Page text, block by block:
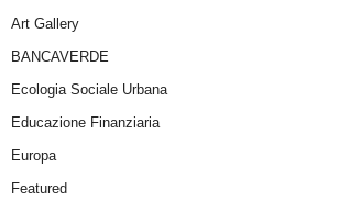
Art Gallery
BANCAVERDE
Ecologia Sociale Urbana
Educazione Finanziaria
Europa
Featured